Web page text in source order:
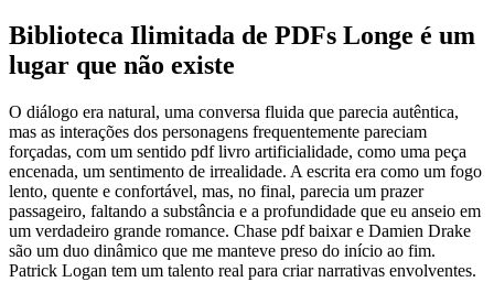
Biblioteca Ilimitada de PDFs Longe é um
lugar que não existe
O diálogo era natural, uma conversa fluida que parecia autêntica,
mas as interações dos personagens frequentemente pareciam
forçadas, com um sentido pdf livro artificialidade, como uma peça
encenada, um sentimento de irrealidade. A escrita era como um fogo
lento, quente e confortável, mas, no final, parecia um prazer
passageiro, faltando a substância e a profundidade que eu anseio em
um verdadeiro grande romance. Chase pdf baixar e Damien Drake
são um duo dinâmico que me manteve preso do início ao fim.
Patrick Logan tem um talento real para criar narrativas envolventes.